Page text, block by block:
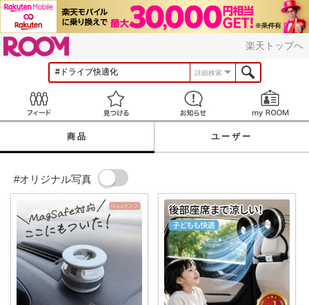
楽天トップへ
詳細検索
見つける お知らせ
商品 ユーザー
#オリジナル写真